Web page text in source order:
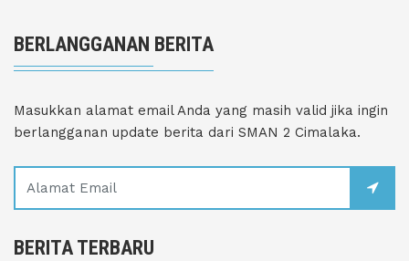
BERLANGGANAN BERITA
Masukkan alamat email Anda yang masih valid jika ingin
berlangganan update berita dari SMAN 2 Cimalaka.
BERITA TERBARU